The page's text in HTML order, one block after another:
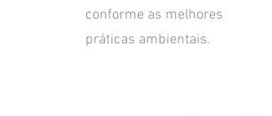
conforme as melhores
práticas ambientais.